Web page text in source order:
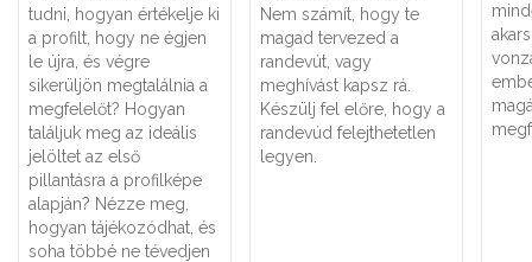
tudni, hogyan értékelje ki
a profilt, hogy ne égjen
le újra, és végre
sikerüljön megtalálnia a
megfelelőt? Hogyan
találjuk meg az ideális
jelöltet az első
pillantásra a profilképe
alapján? Nézze meg,
hogyan tájékozódhat, és
soha többé ne tévedjen
Nem számít, hogy te
magad tervezed a
randevút, vagy
meghívást kapsz rá.
Készülj fel előre, hogy a
randevúd felejthetetlen
legyen.